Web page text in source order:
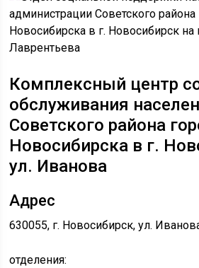
Комплексный центр
обслуживания
Советского района
Новосибирска в г.
ул. Иванова
Адрес
630055, г. Новосибирск, ул.
отделения: